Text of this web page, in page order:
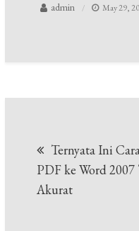
admin May 29,
Ternyata Ini
PDF ke Word
Akurat